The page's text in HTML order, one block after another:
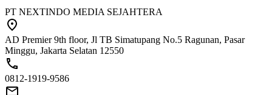
PT NEXTINDO MEDIA SEJAHTERA
AD Premier 9th floor, Jl TB Simatupang No.5 Ragunan, Pasar
Minggu, Jakarta Selatan 12550
0812-1919-9586